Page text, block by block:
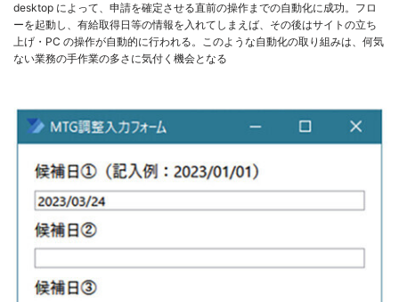
desktop によって、申請を確定させる直前の操作までの自動化に成功。フロ
ーを起動し、有給取得日等の情報を入れてしまえば、その後はサイトの立ち
上げ・PC の操作が自動的に行われる。このような自動化の取り組みは、何気
ない業務の手作業の多さに気付く機会となる